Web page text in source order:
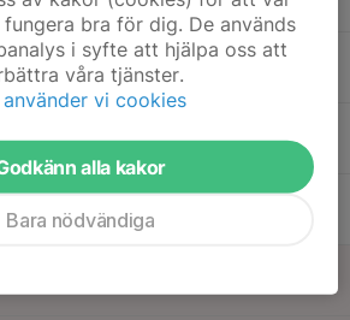
IP
bra för dig. De används
i syfte att hjälpa oss att
våra tjänster.
använder vi cookies
alla kakor
Bara nödvändiga